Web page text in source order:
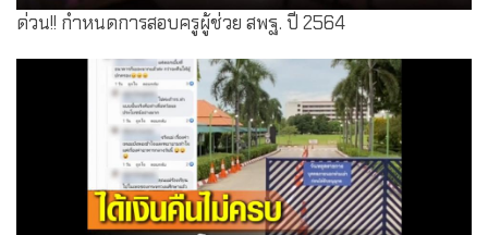
ด่วน!! กำหนดการสอบครูผู้ช่วย สพฐ. ปี 2564